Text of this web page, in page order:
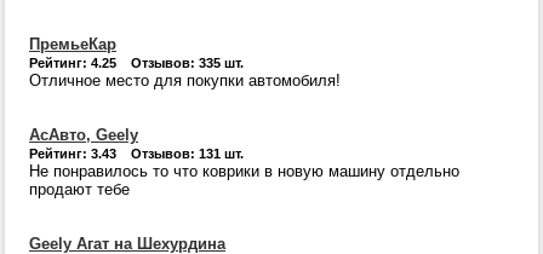
ПремьеКар
Рейтинг: 4.25 Отзывов: 335 шт.
Отличное место для покупки автомобиля!
АсАвто, Geely
Рейтинг: 3.43 Отзывов: 131 шт.
Не понравилось то что коврики в новую машину отдельно
продают тебе
Geely Агат на Шехурдина